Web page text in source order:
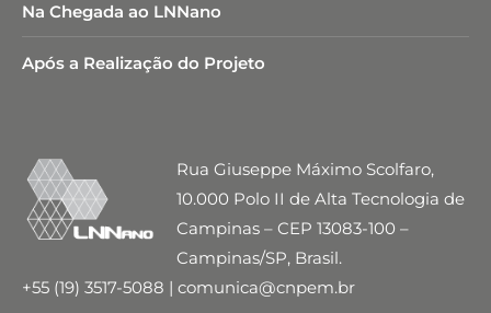
Na Chegada ao LNNano
Após a Realização do Projeto
Rua Giuseppe Máximo Scolfaro,
10.000 Polo II de Alta Tecnologia de
Campinas – CEP 13083-100 –
Campinas/SP, Brasil.
+55 (19) 3517-5088 | comunica@cnpem.br